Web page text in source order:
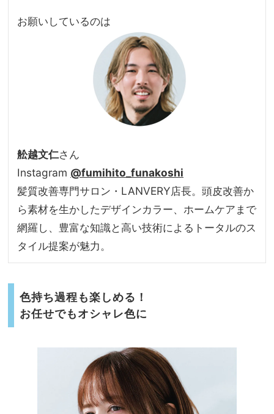
お願いしているのは
舩越文仁さん
Instagram @fumihito_funakoshi
髪質改善専門サロン・LANVERY店長。頭皮改善か
ら素材を生かしたデザインカラー、ホームケアまで
網羅し、豊富な知識と高い技術によるトータルのス
タイル提案が魅力。
色持ち過程も楽しめる！
お任せでもオシャレ色に